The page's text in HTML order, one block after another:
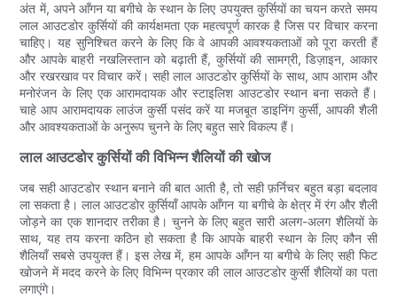
अंत में, अपने आँगन या बगीचे के स्थान के लिए उपयुक्त कुर्सियों का चयन करते समय
लाल आउटडोर कुर्सियों की कार्यक्षमता एक महत्वपूर्ण कारक है जिस पर विचार करना
चाहिए। यह सुनिश्चित करने के लिए कि वे आपकी आवश्यकताओं को पूरा करती हैं
और आपके बाहरी नखलिस्तान को बढ़ाती हैं, कुर्सियों की सामग्री, डिज़ाइन, आकार
और रखरखाव पर विचार करें। सही लाल आउटडोर कुर्सियों के साथ, आप आराम और
मनोरंजन के लिए एक आरामदायक और स्टाइलिश आउटडोर स्थान बना सकते हैं।
चाहे आप आरामदायक लाउंज कुर्सी पसंद करें या मजबूत डाइनिंग कुर्सी, आपकी शैली
और आवश्यकताओं के अनुरूप चुनने के लिए बहुत सारे विकल्प हैं।
लाल आउटडोर कुर्सियों की विभिन्न शैलियों की खोज
जब सही आउटडोर स्थान बनाने की बात आती है, तो सही फ़र्निचर बहुत बड़ा बदलाव
ला सकता है। लाल आउटडोर कुर्सियाँ आपके आँगन या बगीचे के क्षेत्र में रंग और शैली
जोड़ने का एक शानदार तरीका है। चुनने के लिए बहुत सारी अलग-अलग शैलियों के
साथ, यह तय करना कठिन हो सकता है कि आपके बाहरी स्थान के लिए कौन सी
शैलियाँ सबसे उपयुक्त हैं। इस लेख में, हम आपके आँगन या बगीचे के लिए सही फिट
खोजने में मदद करने के लिए विभिन्न प्रकार की लाल आउटडोर कुर्सी शैलियों का पता
लगाएंगे।